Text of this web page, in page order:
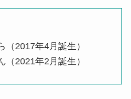
（2017年4月誕生）
（2021年2月誕生）